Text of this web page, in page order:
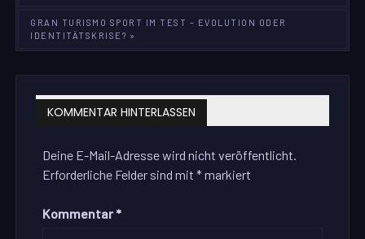
GRAN TURISMO SPORT IM TEST – EVOLUTION ODER
IDENTITÄTSKRISE? »
KOMMENTAR HINTERLASSEN
Deine E-Mail-Adresse wird nicht veröffentlicht.
Erforderliche Felder sind mit*markiert
Kommentar *